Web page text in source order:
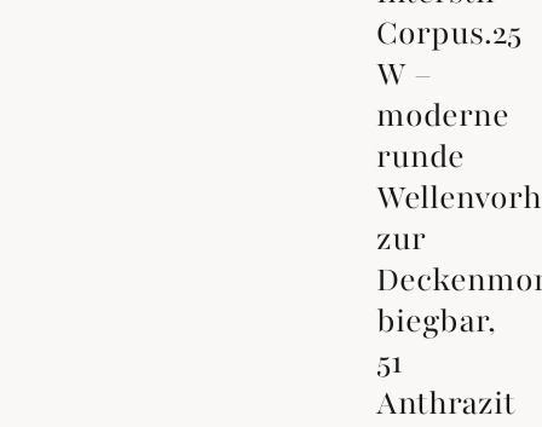
Corpus.25
W –
moderne
runde
zur
biegbar,
51
Anthrazit